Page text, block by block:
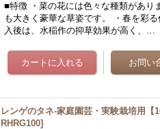
■特徴 ・菜の花には色々な種類があり
も大きく豪華な草姿です。 ・春を彩
入後は、水稲作の抑草効果が高く、…
レンゲのタネ-家庭園芸・実験栽培用【
RHRG100]